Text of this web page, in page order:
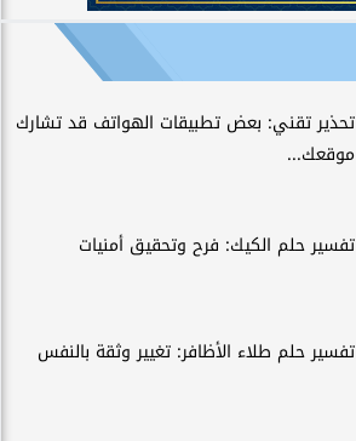
تحذير تقني: بعض تطبيقات الهواتف قد تشارك
موقعك...
تفسير حلم الكيك: فرح وتحقيق أمنيات
تفسير حلم طلاء الأظافر: تغيير وثقة بالنفس